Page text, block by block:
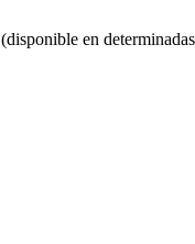
(disponible en